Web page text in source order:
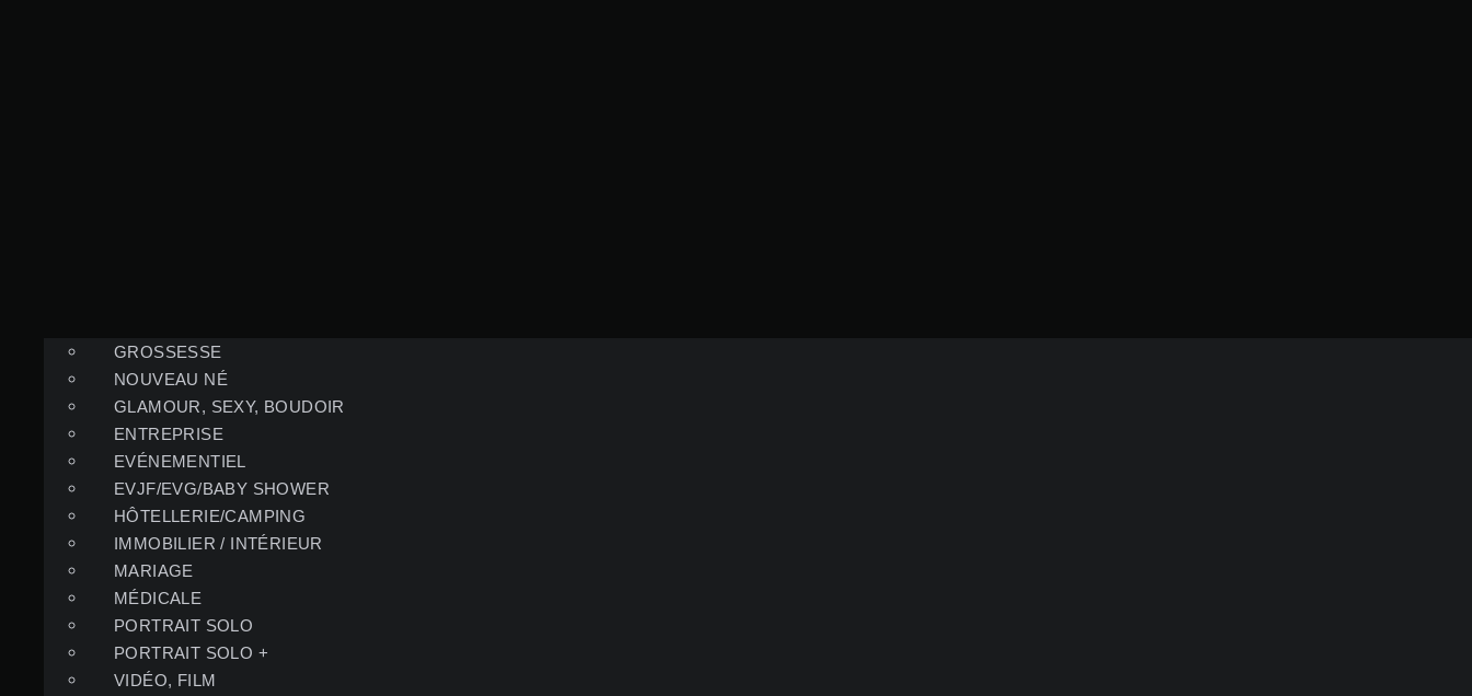
GROSSESSE
NOUVEAU NÉ
GLAMOUR, SEXY, BOUDOIR
ENTREPRISE
EVÉNEMENTIEL
EVJF/EVG/BABY SHOWER
HÔTELLERIE/CAMPING
IMMOBILIER / INTÉRIEUR
MARIAGE
MÉDICALE
PORTRAIT SOLO
PORTRAIT SOLO +
VIDÉO, FILM